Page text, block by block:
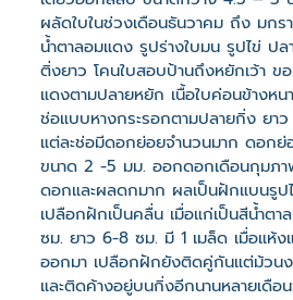
ผลัดใบในช่วงเดือนธันวาคม ถึง มก
น้ำตาลอมแดง รูปร่างใบมน รูปไข่ ปล
ติ่งยาว โคนใบสอบป้านถึงหยักเว้า
แดงตามปลายหยัก เนื้อใบค่อนข้างห
ช่อแบบหางกระรอกตามปลายกิ่ง ยา
แต่ละช่อมีดอกย่อยจำนวนมาก ดอก
ขนาด 2 -5 มม. ออกดอกเดือนกุมภ
ดอกและผลดกมาก ผลเป็นฝักแบนรูป
เปลือกฝักเป็นคลื่น เมื่อแก่เป็นสีน้ำต
ซม. ยาว 6-8 ซม. มี 1 เมล็ด เมื่อแห้ง
ออกมา เปลือกฝักยังติดคู่กันแต่ม้วน
และติดค้างอยู่บนกิ่งอีกนานหลายเดือ